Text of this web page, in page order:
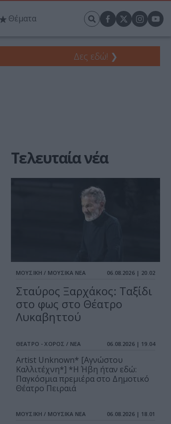
Θέματα
Δες εδώ! ❯
Τελευταία νέα
ΜΟΥΣΙΚΗ / ΜΟΥΣΙΚΑ ΝΕΑ 06.08.2026 | 20.02
Σταύρος Ξαρχάκος: Ταξίδι
στο φως στο Θέατρο
Λυκαβηττού
ΘΕΑΤΡΟ - ΧΟΡΟΣ / ΝΕΑ 06.08.2026 | 19.04
Artist Unknown* [Αγνώστου
Καλλιτέχνη*] *Η Ήβη ήταν εδώ:
Παγκόσμια πρεμιέρα στο Δημοτικό
Θέατρο Πειραιά
ΜΟΥΣΙΚΗ / ΜΟΥΣΙΚΑ ΝΕΑ 06.08.2026 | 18.01